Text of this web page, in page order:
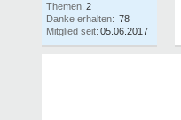
Themen: 2
Danke erhalten: 78
Mitglied seit: 05.06.2017